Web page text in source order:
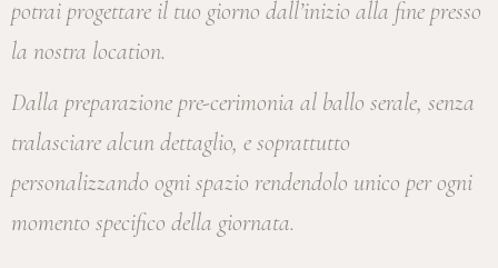
potrai progettare il tuo giorno dall’inizio alla fine presso
la nostra location.
Dalla preparazione pre-cerimonia al ballo serale, senza
tralasciare alcun dettaglio, e soprattutto
personalizzando ogni spazio rendendolo unico per ogni
momento specifico della giornata.